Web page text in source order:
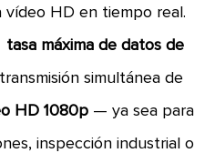
vídeo HD en tiempo real.
tasa máxima de datos de
simultánea de
HD 1080p — ya sea para
inspección industrial o